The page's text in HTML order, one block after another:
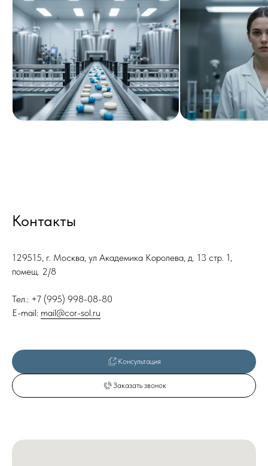
Контакты
129515, г. Москва, ул Академика Королева, д. 13 стр. 1,
помещ. 2/8
Тел.: +7 (995) 998-08-80
E-mail: mail@cor-sol.ru
Консультация
Заказать звонок